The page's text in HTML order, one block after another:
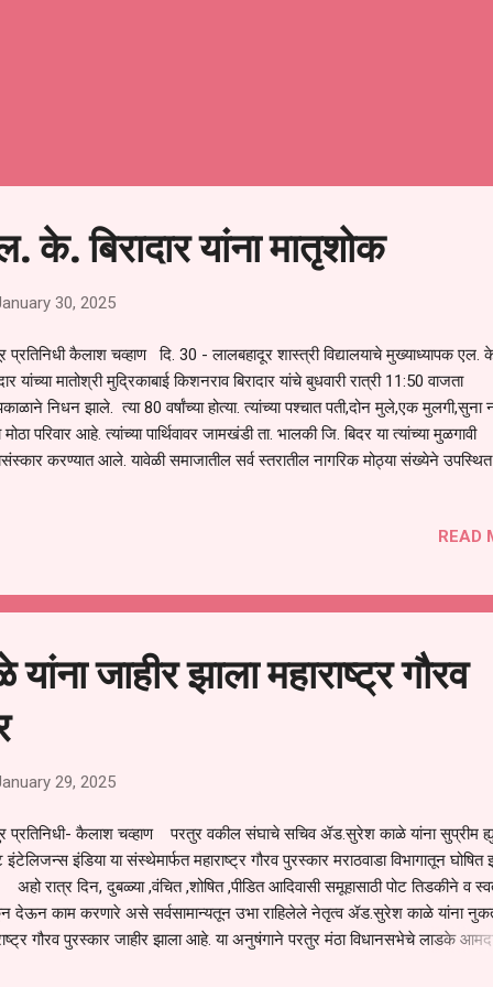
के. बिरादार यांना मातृशोक
30, 2025
प्रतिनिधी कैलाश चव्हाण दि. 30 - लालबहादूर शास्त्री विद्यालयाचे मुख्याध्यापक एल.
यांच्या मातोश्री मुद्रिकाबाई किशनराव बिरादार यांचे बुधवारी रात्री 11:50 वाजता
निधन झाले. त्या 80 वर्षांच्या होत्या. त्यांच्या पश्चात पती,दोन मुले,एक मुलगी,सुना
परिवार आहे. त्यांच्या पार्थिवावर जामखंडी ता. भालकी जि. बिदर या त्यांच्या मुळगावी
करण्यात आले. यावेळी समाजातील सर्व स्तरातील नागरिक मोठ्या संख्येने उपस्थित
READ
जाहीर झाला महाराष्ट्र गौरव
29, 2025
प्रतिनिधी- कैलाश चव्हाण परतुर वकील संघाचे सचिव ॲड.सुरेश काळे यांना सुप्रीम
इंटेलिजन्स इंडिया या संस्थेमार्फत महाराष्ट्र गौरव पुरस्कार मराठवाडा विभागातून घोषित
रात्र दिन, दुबळ्या ,वंचित ,शोषित ,पीडित आदिवासी समूहासाठी पोट तिडकीने व
देऊन काम करणारे असे सर्वसामान्यतून उभा राहिलेले नेतृत्व ॲड.सुरेश काळे यांना
गौरव पुरस्कार जाहीर झाला आहे. या अनुषंगाने परतुर मंठा विधानसभेचे लाडके